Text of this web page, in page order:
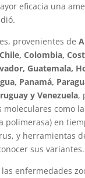
eficacia una
provenientes de
Colombia,
Guatemala,
Panamá,
y Venezuela,
moleculares como la
polimerasa) en
y herramientas
sus variantes.
enfermedades